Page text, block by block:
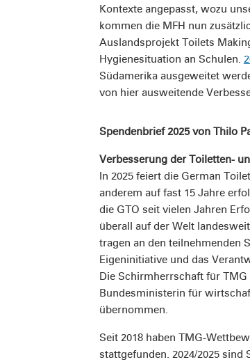
Kontexte angepasst, wozu
kommen die MFH nun
Auslandsprojekt Toilets
Hygienesituation an Schulen.
Südamerika ausgeweitet
von hier ausweitende
Spendenbrief 2025 von Thilo
Verbesserung der Toiletten-
In 2025 feiert die German
anderem auf fast 15 Jahre
die GTO seit vielen Jahren
überall auf der Welt
tragen an den teilnehmenden
Eigeninitiative und das
Die Schirmherrschaft für TMG
Bundesministerin für
übernommen.
Seit 2018 haben TMG-
stattgefunden. 2024/2025